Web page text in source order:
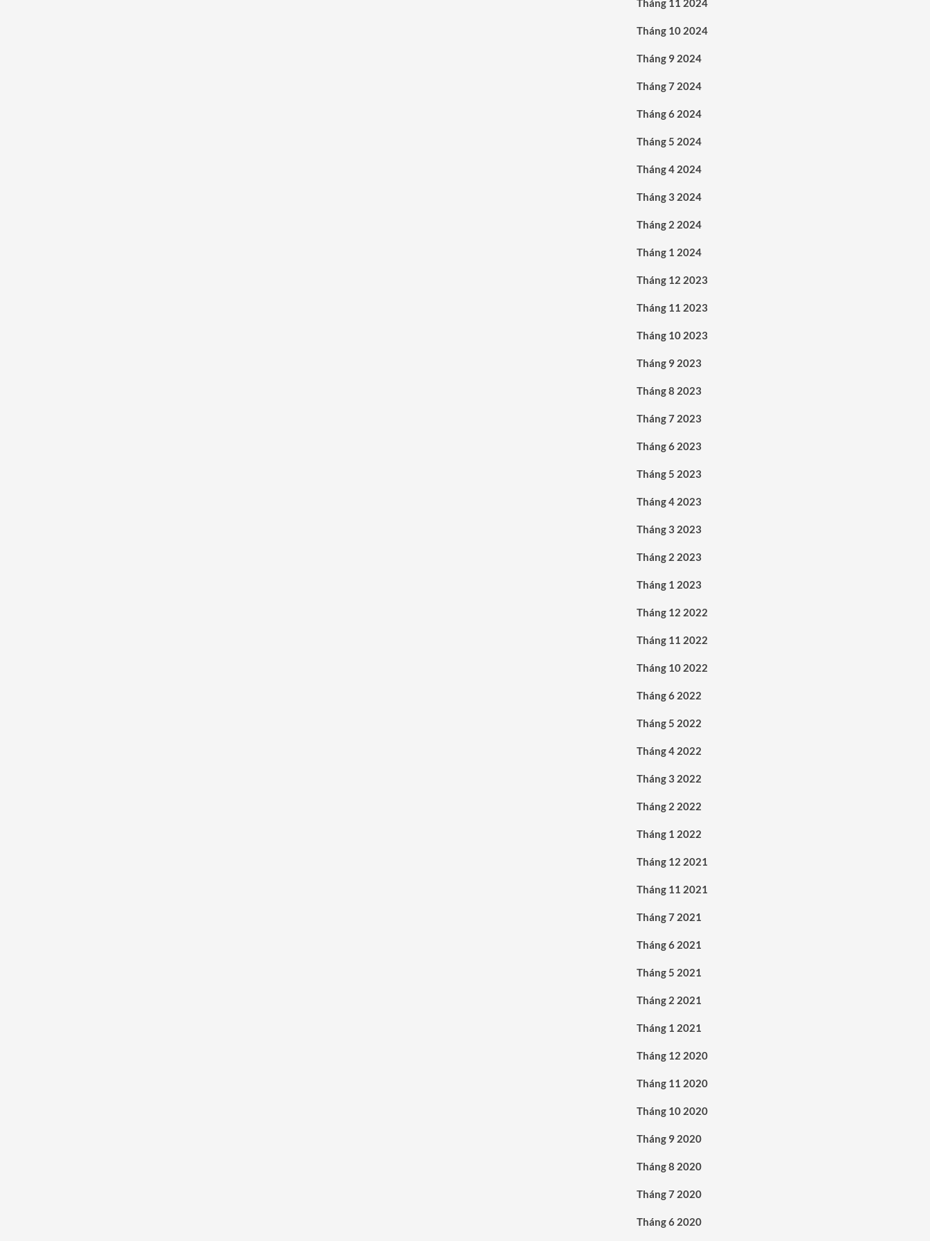
Tháng 11 2024
Tháng 10 2024
Tháng 9 2024
Tháng 7 2024
Tháng 6 2024
Tháng 5 2024
Tháng 4 2024
Tháng 3 2024
Tháng 2 2024
Tháng 1 2024
Tháng 12 2023
Tháng 11 2023
Tháng 10 2023
Tháng 9 2023
Tháng 8 2023
Tháng 7 2023
Tháng 6 2023
Tháng 5 2023
Tháng 4 2023
Tháng 3 2023
Tháng 2 2023
Tháng 1 2023
Tháng 12 2022
Tháng 11 2022
Tháng 10 2022
Tháng 6 2022
Tháng 5 2022
Tháng 4 2022
Tháng 3 2022
Tháng 2 2022
Tháng 1 2022
Tháng 12 2021
Tháng 11 2021
Tháng 7 2021
Tháng 6 2021
Tháng 5 2021
Tháng 2 2021
Tháng 1 2021
Tháng 12 2020
Tháng 11 2020
Tháng 10 2020
Tháng 9 2020
Tháng 8 2020
Tháng 7 2020
Tháng 6 2020